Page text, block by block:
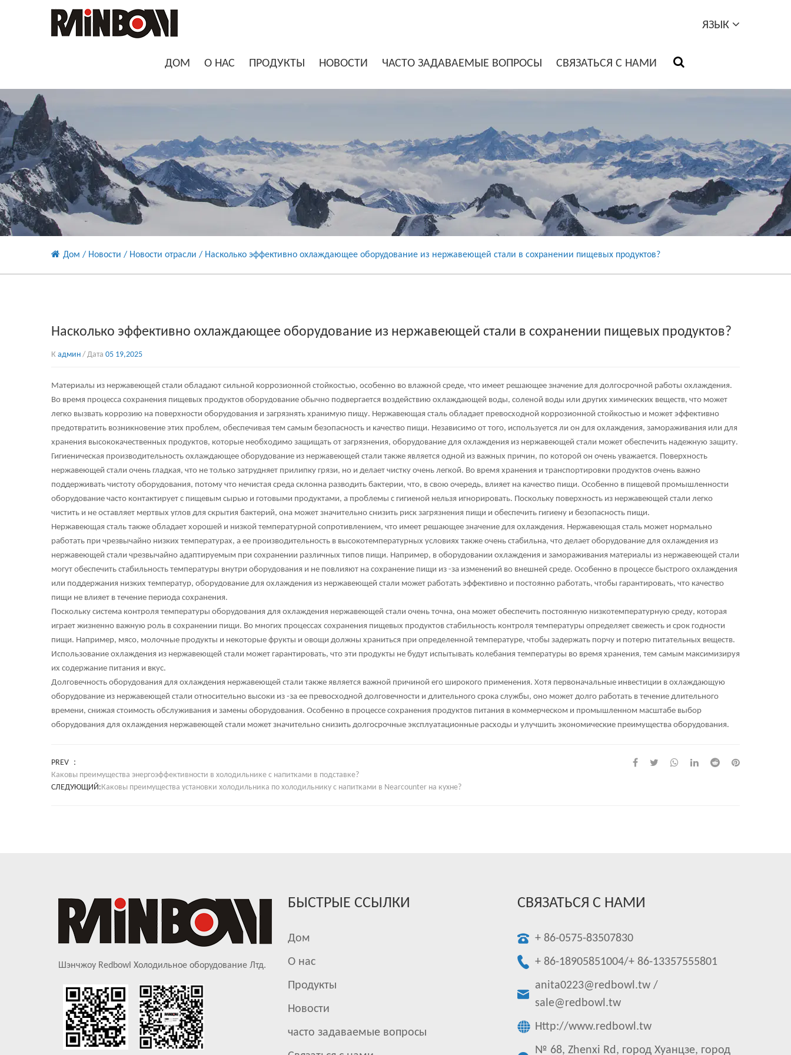
ЯЗЫК
ДОМ О НАС ПРОДУКТЫ НОВОСТИ ЧАСТО ЗАДАВАЕМЫЕ ВОПРОСЫ СВЯЗАТЬСЯ С НАМИ
Дом / Новости / Новости отрасли / Насколько эффективно охлаждающее оборудование из нержавеющей стали в сохранении пищевых продуктов?
Насколько эффективно охлаждающее оборудование из нержавеющей стали в сохранении пищевых продуктов?
К админ / Дата 05 19,2025
Материалы из нержавеющей стали обладают сильной коррозионной стойкостью, особенно во влажной среде, что имеет решающее значение для долгосрочной работы охлаждения.
Во время процесса сохранения пищевых продуктов оборудование обычно подвергается воздействию охлаждающей воды, соленой воды или других химических веществ, что может
легко вызвать коррозию на поверхности оборудования и загрязнять хранимую пищу. Нержавеющая сталь обладает превосходной коррозионной стойкостью и может эффективно
предотвратить возникновение этих проблем, обеспечивая тем самым безопасность и качество пищи. Независимо от того, используется ли он для охлаждения, замораживания или для
хранения высококачественных продуктов, которые необходимо защищать от загрязнения, оборудование для охлаждения из нержавеющей стали может обеспечить надежную защиту.
Гигиеническая производительность охлаждающее оборудование из нержавеющей стали также является одной из важных причин, по которой он очень уважается. Поверхность
нержавеющей стали очень гладкая, что не только затрудняет прилипку грязи, но и делает чистку очень легкой. Во время хранения и транспортировки продуктов очень важно
поддерживать чистоту оборудования, потому что нечистая среда склонна разводить бактерии, что, в свою очередь, влияет на качество пищи. Особенно в пищевой промышленности
оборудование часто контактирует с пищевым сырью и готовыми продуктами, а проблемы с гигиеной нельзя игнорировать. Поскольку поверхность из нержавеющей стали легко
чистить и не оставляет мертвых углов для скрытия бактерий, она может значительно снизить риск загрязнения пищи и обеспечить гигиену и безопасность пищи.
Нержавеющая сталь также обладает хорошей и низкой температурной сопротивлением, что имеет решающее значение для охлаждения. Нержавеющая сталь может нормально
работать при чрезвычайно низких температурах, а ее производительность в высокотемпературных условиях также очень стабильна, что делает оборудование для охлаждения из
нержавеющей стали чрезвычайно адаптируемым при сохранении различных типов пищи. Например, в оборудовании охлаждения и замораживания материалы из нержавеющей стали
могут обеспечить стабильность температуры внутри оборудования и не повлияют на сохранение пищи из -за изменений во внешней среде. Особенно в процессе быстрого охлаждения
или поддержания низких температур, оборудование для охлаждения из нержавеющей стали может работать эффективно и постоянно работать, чтобы гарантировать, что качество
пищи не влияет в течение периода сохранения.
Поскольку система контроля температуры оборудования для охлаждения нержавеющей стали очень точна, она может обеспечить постоянную низкотемпературную среду, которая
играет жизненно важную роль в сохранении пищи. Во многих процессах сохранения пищевых продуктов стабильность контроля температуры определяет свежесть и срок годности
пищи. Например, мясо, молочные продукты и некоторые фрукты и овощи должны храниться при определенной температуре, чтобы задержать порчу и потерю питательных веществ.
Использование охлаждения из нержавеющей стали может гарантировать, что эти продукты не будут испытывать колебания температуры во время хранения, тем самым максимизируя
их содержание питания и вкус.
Долговечность оборудования для охлаждения нержавеющей стали также является важной причиной его широкого применения. Хотя первоначальные инвестиции в охлаждающую
оборудование из нержавеющей стали относительно высоки из -за ее превосходной долговечности и длительного срока службы, оно может долго работать в течение длительного
времени, снижая стоимость обслуживания и замены оборудования. Особенно в процессе сохранения продуктов питания в коммерческом и промышленном масштабе выбор
оборудования для охлаждения нержавеющей стали может значительно снизить долгосрочные эксплуатационные расходы и улучшить экономические преимущества оборудования.
PREV ：
Каковы преимущества энергоэффективности в холодильнике с напитками в подставке?
СЛЕДУЮЩИЙ:Каковы преимущества установки холодильника по холодильнику с напитками в Nearcounter на кухне?
Шэнчжоу Redbowl Холодильное оборудование Лтд.
БЫСТРЫЕ ССЫЛКИ
Дом
О нас
Продукты
Новости
часто задаваемые вопросы
СВЯЗАТЬСЯ С НАМИ
+ 86-0575-83507830
+ 86-18905851004/+ 86-13357555801
anita0223@redbowl.tw/
sale@redbowl.tw
Http://www.redbowl.tw
№ 68, Zhenxi Rd, город Хуанцзе, город